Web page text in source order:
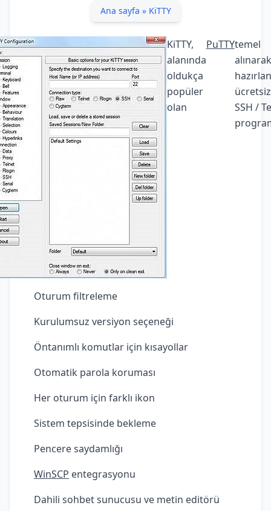
Ana sayfa » KiTTY
KiTTY,
alanında
oldukça
popüler
olan
PuTTYtemel
alınarak
SSH /
Oturum filtreleme
Kurulumsuz versiyon seçeneği
Öntanımlı komutlar için kısayollar
Otomatik parola koruması
Her oturum için farklı ikon
Sistem tepsisinde bekleme
Pencere saydamlığı
WinSCP entegrasyonu
Dahili sohbet sunucusu ve metin editörü